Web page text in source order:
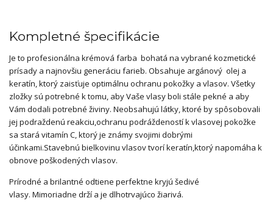
Kompletné špecifikácie
Je to profesionálna krémová farba bohatá na vybrané kozmetické
prísady a najnovšiu generáciu farieb. Obsahuje argánový olej a
keratín, ktorý zaisťuje optimálnu ochranu pokožky a vlasov. Všetky
zložky sú potrebné k tomu, aby Vaše vlasy boli stále pekné a aby
Vám dodali potrebné živiny. Neobsahujú látky, ktoré by spôsobovali
jej podraždenú reakciu,ochranu podráždeností k vlasovej pokožke
sa stará vitamín C, ktorý je známy svojimi dobrými
účinkami.Stavebnú bielkovinu vlasov tvorí keratín,ktorý napomáha k
obnove poškodených vlasov.
Prírodné a brilantné odtiene perfektne kryjú šedivé
vlasy. Mimoriadne drží a je dlhotrvajúco žiarivá.